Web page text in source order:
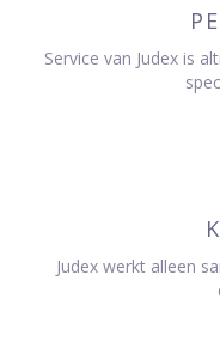
Service van Judex is
Judex werkt alleen